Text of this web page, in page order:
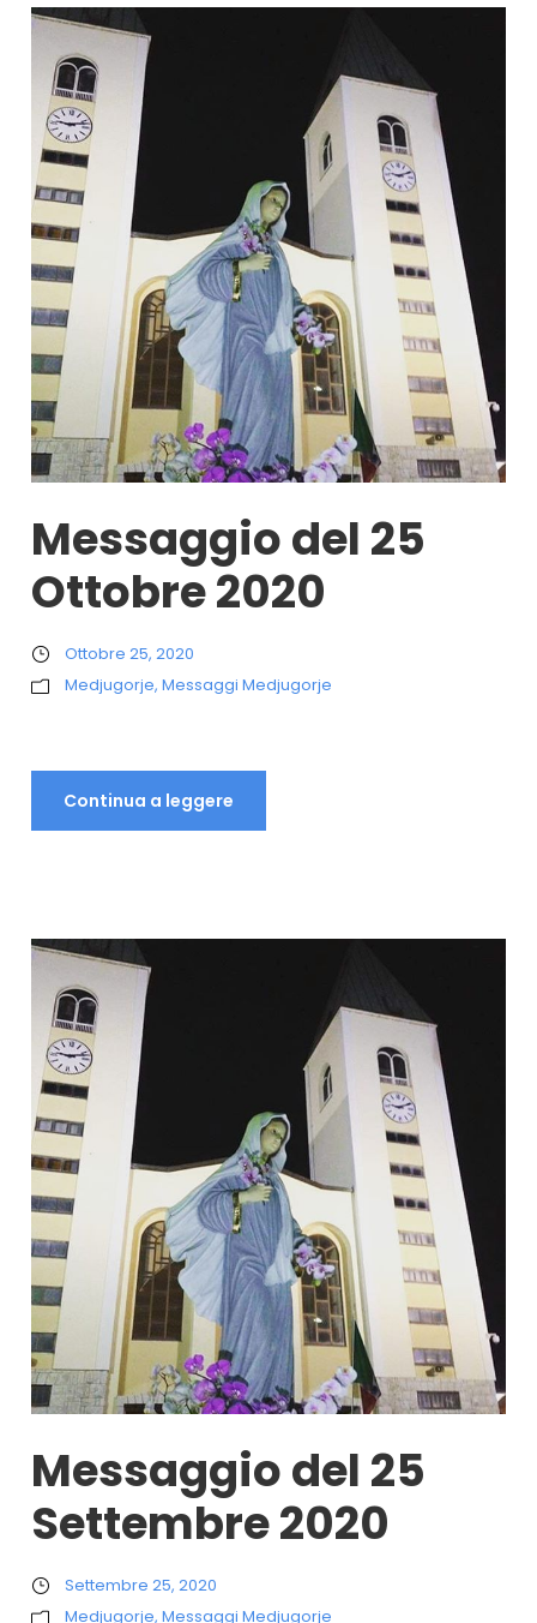
Messaggio del 25
Ottobre 2020
Ottobre 25, 2020
Medjugorje, Messaggi Medjugorje
Continua a leggere
Messaggio del 25
Settembre 2020
Settembre 25, 2020
Medjugorje, Messaggi Medjugorje